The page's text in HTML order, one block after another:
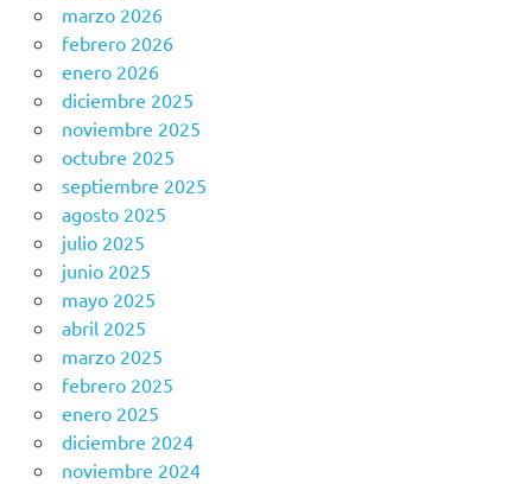
marzo 2026
febrero 2026
enero 2026
diciembre 2025
noviembre 2025
octubre 2025
septiembre 2025
agosto 2025
julio 2025
junio 2025
mayo 2025
abril 2025
marzo 2025
febrero 2025
enero 2025
diciembre 2024
noviembre 2024